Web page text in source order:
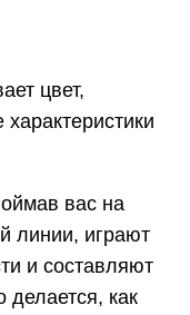
цвет,
вас на
линии, играют
и составляют
как